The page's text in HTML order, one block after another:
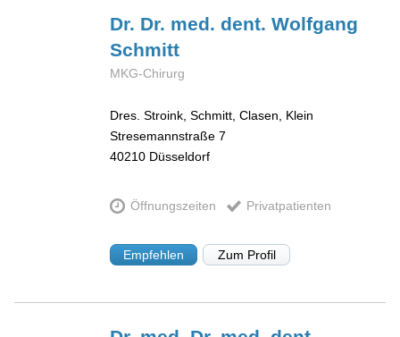
Dr. Dr. med. dent. Wolfgang
Schmitt
MKG-Chirurg
Dres. Stroink, Schmitt, Clasen, Klein
Stresemannstraße 7
40210 Düsseldorf
Öffnungszeiten Privatpatienten
Empfehlen Zum Profil